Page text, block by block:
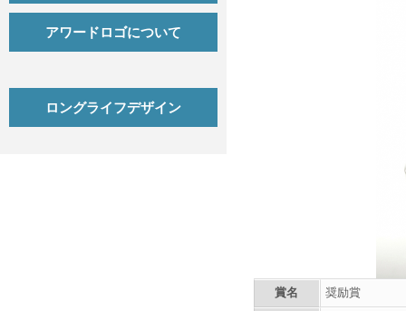
賞名 奨励賞
アワードロゴについて
ロングライフデザイン